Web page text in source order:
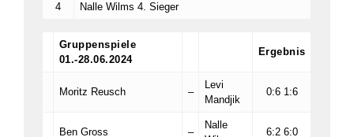
4 Nalle Wilms 4. Sieger
Gruppenspiele
01.-28.06.2024
Ergebnis
Moritz Reusch –
Levi
Mandjik
0:6 1:6
Ben Gross –
Nalle
6:2 6:0